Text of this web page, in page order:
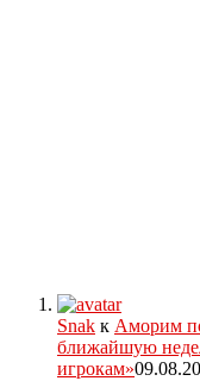
Snak к Аморим
ближайшую
игрокам»